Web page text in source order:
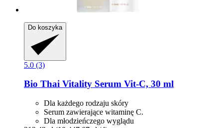
Do koszyka
5.0 (3)
Bio Thai Vitality Serum Vit-​C, 30 ml
Dla każdego rodzaju skóry
Serum zawierające witaminę C.
Dla młodzieńczego wyglądu